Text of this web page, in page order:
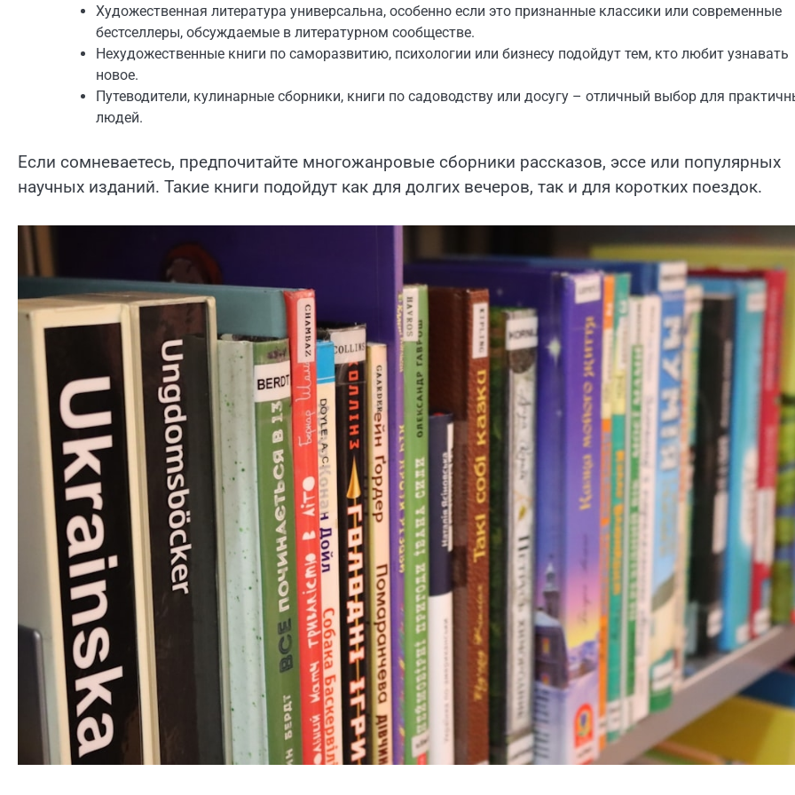
Художественная литература универсальна, особенно если это признанные классики или современные
бестселлеры, обсуждаемые в литературном сообществе.
Нехудожественные книги по саморазвитию, психологии или бизнесу подойдут тем, кто любит узнавать
новое.
Путеводители, кулинарные сборники, книги по садоводству или досугу – отличный выбор для
людей.
Если сомневаетесь, предпочитайте многожанровые сборники рассказов, эссе или популярных
научных изданий. Такие книги подойдут как для долгих вечеров, так и для коротких поездок.